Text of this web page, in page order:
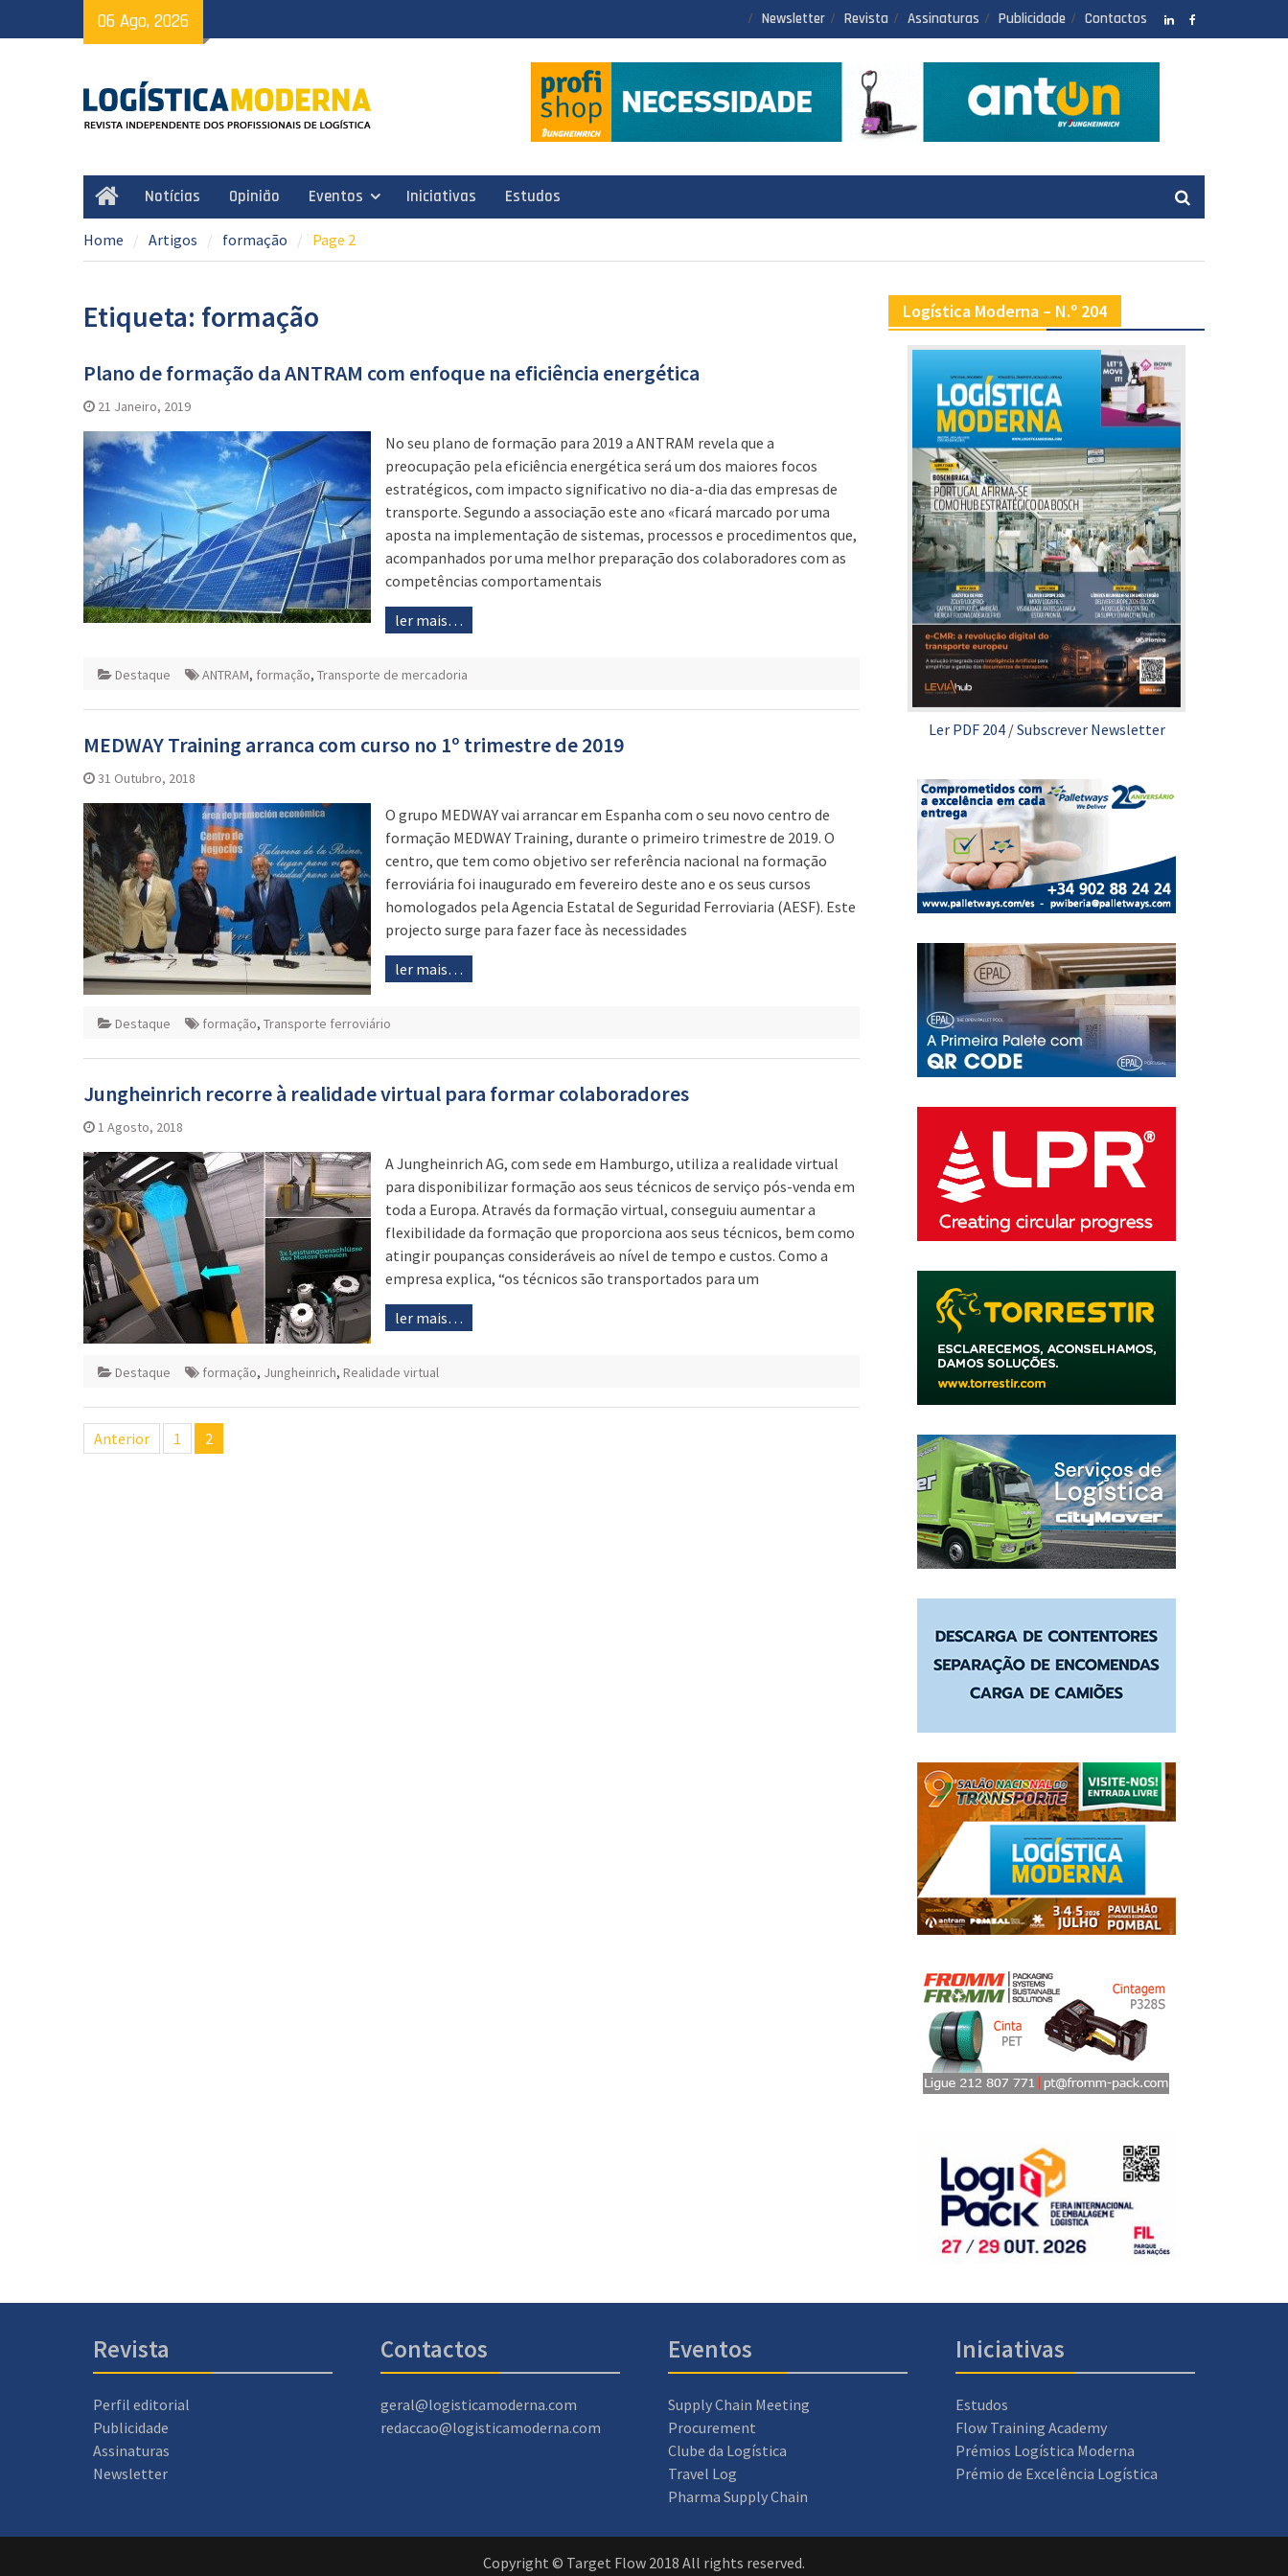
to
06 Ago, 2026 Newsletter Revista Assinaturas Publicidade Contactos
HomeNotícias Opinião Eventos Iniciativas Estudos
Home Artigos formação Page 2
Etiqueta: formação
Plano de formação da ANTRAM com enfoque na eficiência energética
21 Janeiro, 2019
No seu plano de formação para 2019 a ANTRAM revela que a
preocupação pela eficiência energética será um dos maiores focos
estratégicos, com impacto significativo no dia-a-dia das empresas de
transporte. Segundo a associação este ano «ficará marcado por uma
aposta na implementação de sistemas, processos e procedimentos que,
acompanhados por uma melhor preparação dos colaboradores com as
competências comportamentais
ler mais…
Destaque ANTRAM, formação, Transporte de mercadoria
MEDWAY Training arranca com curso no 1º trimestre de 2019
31 Outubro, 2018
O grupo MEDWAY vai arrancar em Espanha com o seu novo centro de
formação MEDWAY Training, durante o primeiro trimestre de 2019. O
centro, que tem como objetivo ser referência nacional na formação
ferroviária foi inaugurado em fevereiro deste ano e os seus cursos
homologados pela Agencia Estatal de Seguridad Ferroviaria (AESF). Este
projecto surge para fazer face às necessidades
ler mais…
Destaque formação, Transporte ferroviário
Jungheinrich recorre à realidade virtual para formar colaboradores
1 Agosto, 2018
A Jungheinrich AG, com sede em Hamburgo, utiliza a realidade virtual
para disponibilizar formação aos seus técnicos de serviço pós-venda em
toda a Europa. Através da formação virtual, conseguiu aumentar a
flexibilidade da formação que proporciona aos seus técnicos, bem como
atingir poupanças consideráveis ao nível de tempo e custos. Como a
empresa explica, “os técnicos são transportados para um
ler mais…
Destaque formação, Jungheinrich, Realidade virtual
Navegação
de
Anterior 1 2
Logística Moderna – N.º 204
Ler PDF 204/Subscrever Newsletter
Revista
Perfil editorial
Publicidade
Assinaturas
Newsletter
Contactos
geral@logisticamoderna.com
redaccao@logisticamoderna.com
Eventos
Supply Chain Meeting
Procurement
Clube da Logística
Travel Log
Pharma Supply Chain
Iniciativas
Estudos
Flow Training Academy
Prémios Logística Moderna
Prémio de Excelência Logística
Copyright © Target Flow 2018 All rights reserved.